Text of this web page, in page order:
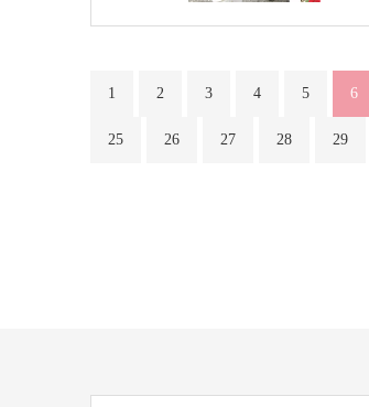
1 2 3 4 5 6
25 26 27 28 29